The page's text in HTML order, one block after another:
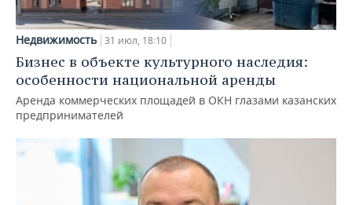
Недвижимость 31 июл, 18:10
Бизнес в объекте культурного наследия:
особенности национальной аренды
Аренда коммерческих площадей в ОКН глазами казанских
предпринимателей